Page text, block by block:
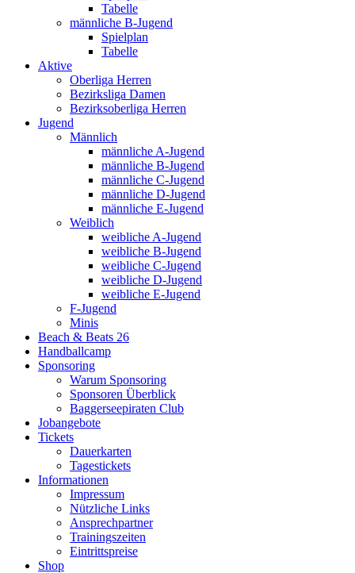
Tabelle
männliche B-Jugend
Spielplan
Tabelle
Aktive
Oberliga Herren
Bezirksliga Damen
Bezirksoberliga Herren
Jugend
Männlich
männliche A-Jugend
männliche B-Jugend
männliche C-Jugend
männliche D-Jugend
männliche E-Jugend
Weiblich
weibliche A-Jugend
weibliche B-Jugend
weibliche C-Jugend
weibliche D-Jugend
weibliche E-Jugend
F-Jugend
Minis
Beach & Beats 26
Handballcamp
Sponsoring
Warum Sponsoring
Sponsoren Überblick
Baggerseepiraten Club
Jobangebote
Tickets
Dauerkarten
Tagestickets
Informationen
Impressum
Nützliche Links
Ansprechpartner
Trainingszeiten
Eintrittspreise
Shop